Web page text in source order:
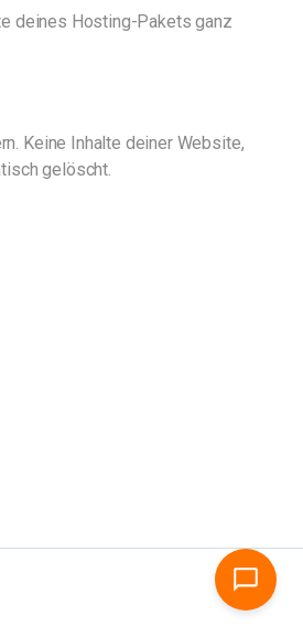
deines Hosting-Pakets ganz
Keine Inhalte deiner Website,
gelöscht.